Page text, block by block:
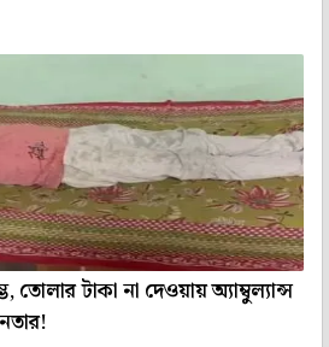
তোলার টাকা না দেওয়ায় অ্যাম্বুল্যান্স